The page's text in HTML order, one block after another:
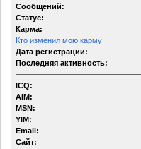
Сообщений:
Статус:
Карма:
Кто изменил мою карму
Дата регистрации:
Последняя активность:
ICQ:
AIM:
MSN:
YIM:
Email:
Сайт: